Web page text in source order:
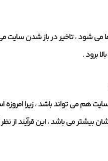
می شود ، تاخیر در باز شدن
برود .
هم می تواند باشد ، زیرا امروزه
بیشتر می باشد ، این قرآیند از